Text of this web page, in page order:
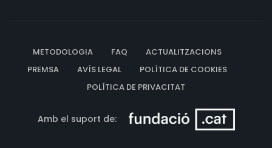
METODOLOGIA FAQ
ACTUALITZACIONS
PREMSA
AVÍS LEGAL
POLÍTICA DE COOKIES
POLÍTICA DE PRIVACITAT
Amb el suport de: